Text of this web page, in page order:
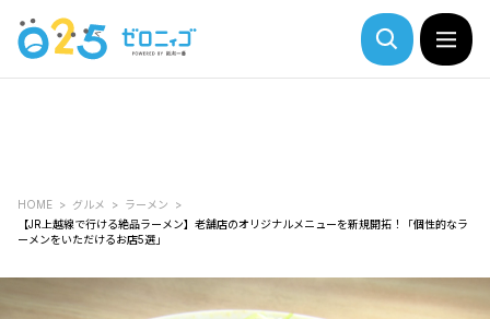
HOME グルメ
ラーメン
【JR上越線で行ける絶品ラーメン】老舗店のオリジナルメニューを新規開拓！「個性的なラ
ーメンをいただけるお店5選」